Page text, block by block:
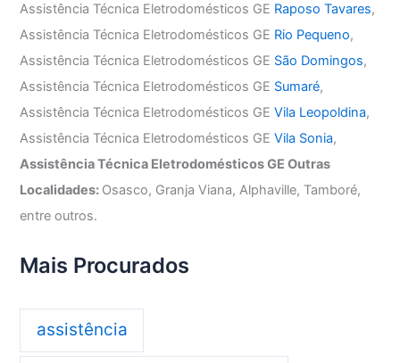
Assistência Técnica Eletrodomésticos GE Raposo Tavares,
Assistência Técnica Eletrodomésticos GE Rio Pequeno,
Assistência Técnica Eletrodomésticos GE São Domingos,
Assistência Técnica Eletrodomésticos GE Sumaré,
Assistência Técnica Eletrodomésticos GEVila Leopoldina,
Assistência Técnica Eletrodomésticos GEVila Sonia,
Assistência Técnica Eletrodomésticos GE Outras
Localidades: Osasco, Granja Viana, Alphaville, Tamboré,
entre outros.
Mais Procurados
assistência